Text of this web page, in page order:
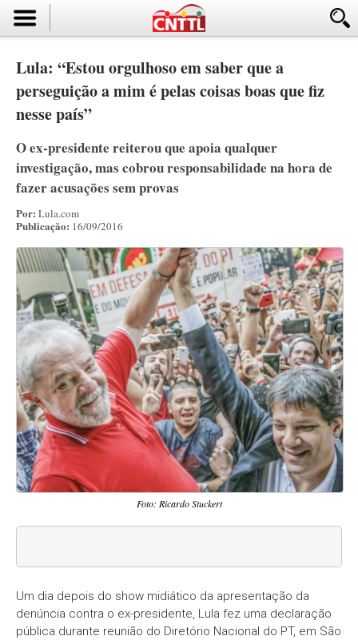
Lula: “Estou orgulhoso em saber que a
perseguição a mim é pelas coisas boas que fiz
nesse país”
O ex-presidente reiterou que apoia qualquer
investigação, mas cobrou responsabilidade na hora de
fazer acusações sem provas
Por: Lula.com
Publicação: 16/09/2016
Foto: Ricardo Stuckert
Um dia depois do show midiático da apresentação da
denúncia contra o ex-presidente, Lula fez uma declaração
pública durante reunião do Diretório Nacional do PT, em São